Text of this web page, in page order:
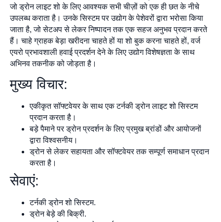
जो ड्रोन लाइट शो के लिए आवश्यक सभी चीज़ों को एक ही छत के नीचे
उपलब्ध कराता है। उनके सिस्टम पर उद्योग के पेशेवरों द्वारा भरोसा किया
जाता है, जो सेटअप से लेकर निष्पादन तक एक सहज अनुभव प्रदान करते
हैं। चाहे ग्राहक बेड़ा खरीदना चाहते हों या शो बुक करना चाहते हों, वर्ज
एयरो प्रभावशाली हवाई प्रदर्शन देने के लिए उद्योग विशेषज्ञता के साथ
अभिनव तकनीक को जोड़ता है।
मुख्य विचार:
एकीकृत सॉफ्टवेयर के साथ एक टर्नकी ड्रोन लाइट शो सिस्टम
प्रदान करता है।
बड़े पैमाने पर ड्रोन प्रदर्शन के लिए प्रमुख ब्रांडों और आयोजनों
द्वारा विश्वसनीय।
ड्रोन से लेकर सहायता और सॉफ्टवेयर तक सम्पूर्ण समाधान प्रदान
करता है।
सेवाएं:
टर्नकी ड्रोन शो सिस्टम.
ड्रोन बेड़े की बिक्री.